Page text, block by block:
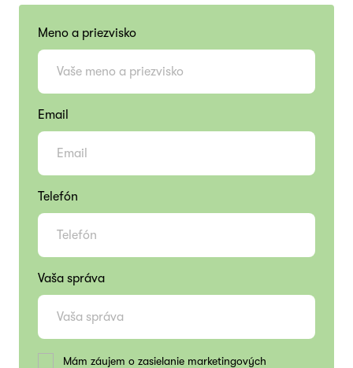
Meno a priezvisko
Email
Telefón
Vaša správa
Mám záujem o zasielanie marketingových